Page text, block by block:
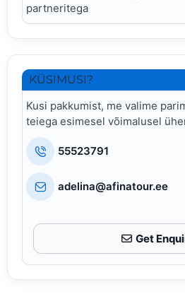
partneritega
KÜSIMUSI?
Kusi pakkumist, me valime
teiega esimesel võimalusel
55523791
adelina@afinatour.ee
Get